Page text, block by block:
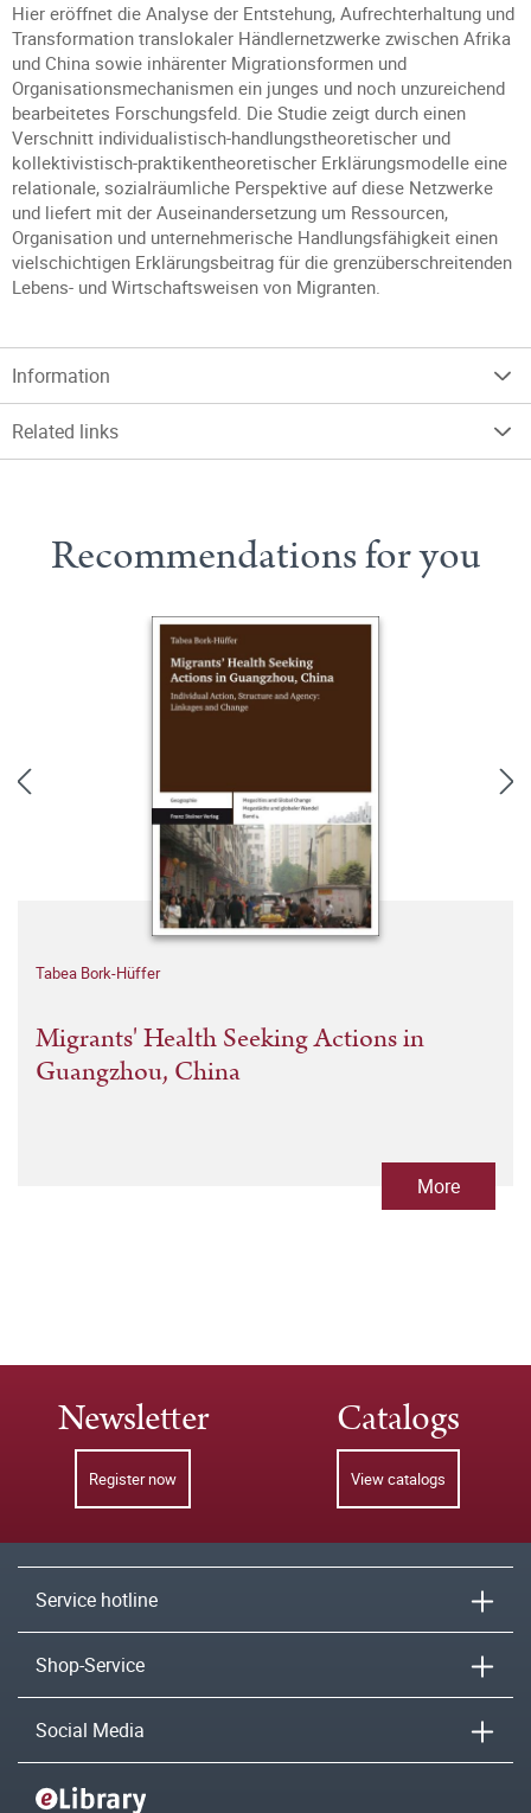
Hier eröffnet die Analyse der Entstehung, Aufrechterhaltung und
Transformation translokaler Händlernetzwerke zwischen Afrika
und China sowie inhärenter Migrationsformen und
Organisationsmechanismen ein junges und noch unzureichend
bearbeitetes Forschungsfeld. Die Studie zeigt durch einen
Verschnitt individualistisch-handlungstheoretischer und
kollektivistisch-praktikentheoretischer Erklärungsmodelle eine
relationale, sozialräumliche Perspektive auf diese Netzwerke
und liefert mit der Auseinandersetzung um Ressourcen,
Organisation und unternehmerische Handlungsfähigkeit einen
vielschichtigen Erklärungsbeitrag für die grenzüberschreitenden
Lebens- und Wirtschaftsweisen von Migranten.
Information
Related links
Recommendations for you
Tabea Bork-Hüffer
Migrants' Health Seeking Actions in
Guangzhou, China
More
Newsletter
Register now
Catalogs
View catalogs
Service hotline
Shop-Service
Social Media